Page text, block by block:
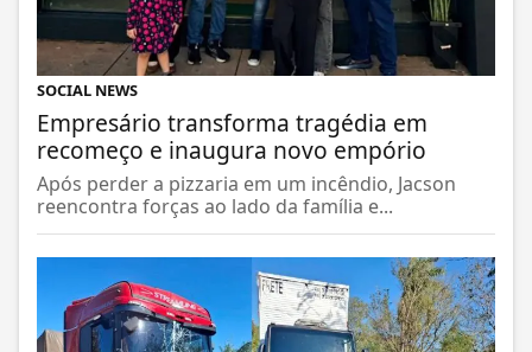
SOCIAL NEWS
Empresário transforma tragédia em
recomeço e inaugura novo empório
Após perder a pizzaria em um incêndio, Jacson
reencontra forças ao lado da família e...